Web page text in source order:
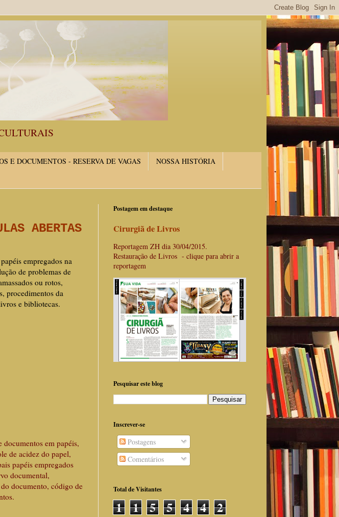
E DOCUMENTOS - RESERVA DE VAGAS
NOSSA HISTÓRIA
ABERTAS
empregados na
de problemas de
ou rotos,
procedimentos da
e bibliotecas.
documentos em papéis,
de acidez do papel,
papéis empregados
documental,
documento, código de
Postagem em destaque
Cirurgiã de Livros
Reportagem ZH dia 30/04/2015.
Restauração de Livros - clique para abrir a
reportagem
Pesquisar este blog
Inscrever-se
Postagens
Comentários
Total de Visitantes
1 1 5 5 4 4 2